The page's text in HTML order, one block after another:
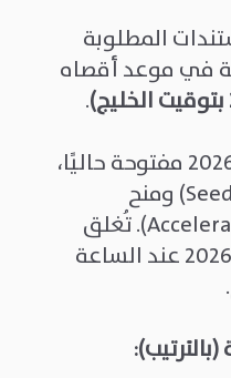
المطلوبة
في موعد أقصاه
.
دورة التقديم لعام 2026 مفتوحة حاليًا،
وتشمل منح السيد (Seed) ومنح
الأكسيليريشن (Acceleration). تُغلق
الدورة في 15 أبريل 2026 عند الساعة
: